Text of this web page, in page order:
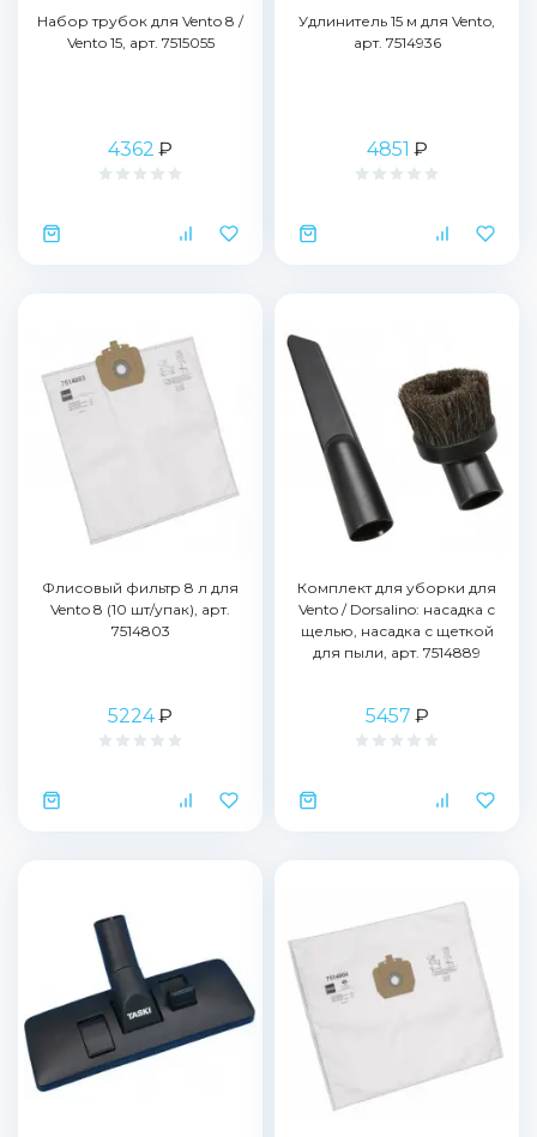
Набор трубок для Vento 8 /
Vento 15, арт. 7515055
4362 ₽
Удлинитель 15 м для Vento,
арт. 7514936
4851 ₽
Флисовый фильтр 8 л для
Vento 8 (10 шт/упак), арт.
7514803
5224₽
Комплект для уборки для
Vento / Dorsalino: насадка с
щелью, насадка с щеткой
для пыли, арт. 7514889
5457 ₽